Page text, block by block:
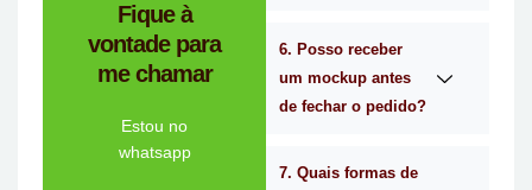
Fique à
vontade para
me chamar
Estou no
whatsapp
Tem dúvidas se a
Personalizado é a
empresa de
brindes certa para
6. Posso receber
um mockup antes
de fechar o pedido?
7. Quais formas de